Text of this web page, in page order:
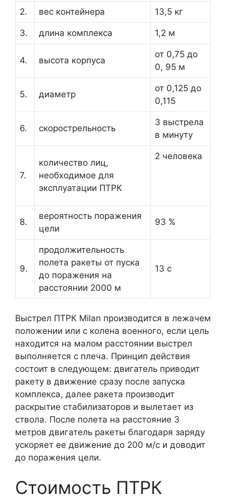
2. вес контейнера 13,5 кг
3. длина комплекса 1,2 м
4. высота корпуса
от 0,75 до
0, 95 м
5. диаметр
от 0,125 до
0,115
6. скорострельность
3 выстрела
в минуту
7.
количество лиц,
необходимое для
эксплуатации ПТРК
2 человека
8.
вероятность поражения
цели
93 %
9.
продолжительность
полета ракеты от пуска
до поражения на
расстоянии 2000 м
13 с
Выстрел ПТРК Milan производится в лежачем
положении или с колена военного, если цель
находится на малом расстоянии выстрел
выполняется с плеча. Принцип действия
состоит в следующем: двигатель приводит
ракету в движение сразу после запуска
комплекса, далее ракета производит
раскрытие стабилизаторов и вылетает из
ствола. После полета на расстояние 3
метров двигатель ракеты благодаря заряду
ускоряет ее движение до 200 м/с и доводит
до поражения цели.
Стоимость ПТРК